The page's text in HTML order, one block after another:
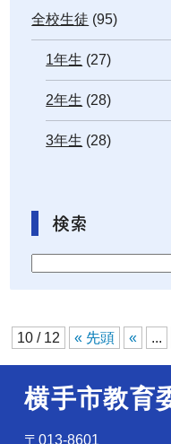
全校生徒 (95)
1年生 (27)
2年生 (28)
3年生 (28)
検索
10 / 12 « 先頭 « ...
横手市教育
〒013-8601